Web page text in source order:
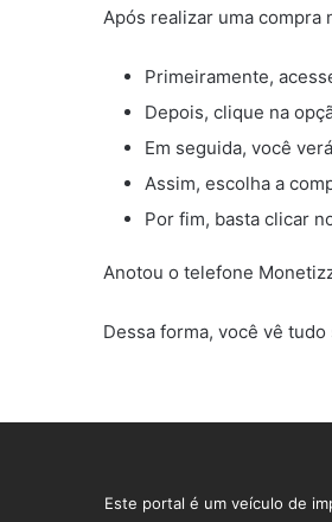
Após realizar uma compra
Primeiramente,
Depois, clique na
Em seguida, você
Assim, escolha a
Por fim, basta clicar
Anotou o telefone
Dessa forma, você vê
Este portal é um veículo de